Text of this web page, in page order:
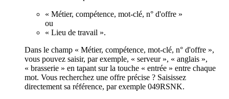
« Métier, compétence, mot-clé, n° d'offre »
ou
« Lieu de travail ».
Dans le champ « Métier, compétence, mot-clé, n° d'offre »,
vous pouvez saisir, par exemple, « serveur », « anglais »,
« brasserie » en tapant sur la touche « entrée » entre chaque
mot. Vous recherchez une offre précise ? Saisissez
directement sa référence, par exemple 049RSNK.